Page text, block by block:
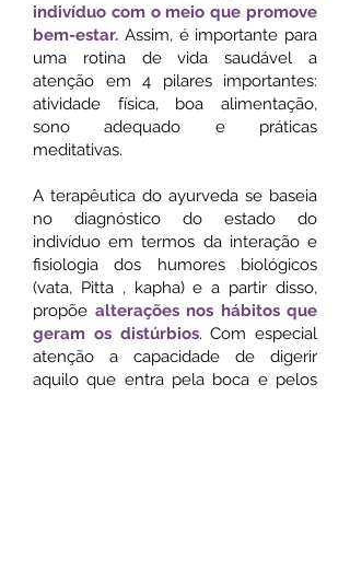
indivíduo com o meio que promove
bem-estar. Assim, é importante para
uma rotina de vida saudável a
atenção em 4 pilares importantes:
atividade física, boa alimentação,
sono adequado e práticas
meditativas.
A terapêutica do ayurveda se baseia
no diagnóstico do estado do
indivíduo em termos da interação e
fisiologia dos humores biológicos
(vata, Pitta , kapha) e a partir disso,
propõe alterações nos hábitos que
geram os distúrbios. Com especial
atenção a capacidade de digerir
aquilo que entra pela boca e pelos